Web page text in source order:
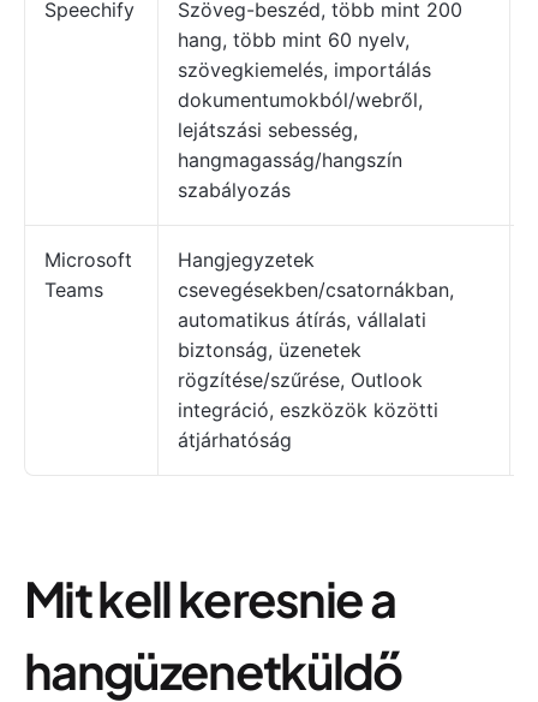
Speechify
Szöveg-beszéd, több mint 200
hang, több mint 60 nyelv,
szövegkiemelés, importálás
dokumentumokból/webről,
lejátszási sebesség,
hangmagasság/hangszín
szabályozás
Microsoft
Teams
Hangjegyzetek
csevegésekben/csatornákban,
automatikus átírás, vállalati
biztonság, üzenetek
rögzítése/szűrése, Outlook
integráció, eszközök közötti
átjárhatóság
Mit kell keresnie a
hangüzenetküldő